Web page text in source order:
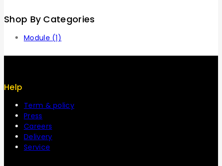
Shop By Categories
Module (1)
Help
Term & policy
Press
Careers
Delivery
Service